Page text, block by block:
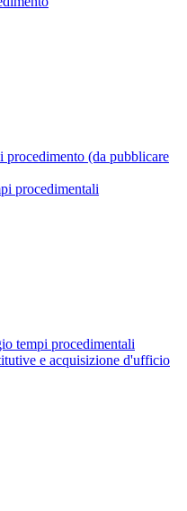
procedimento (da pubblicare
procedimentali
tempi procedimentali
e acquisizione d'ufficio